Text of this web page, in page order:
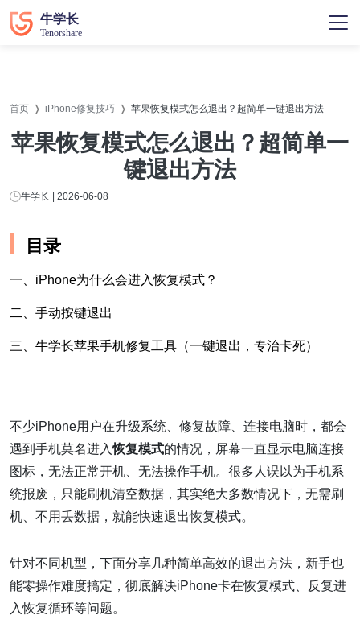
首页 iPhone修复技巧 苹果恢复模式怎么退出？超简单一键退出方法
苹果恢复模式怎么退出？超简单一
键退出方法
牛学长 | 2026-06-08
目录
一、iPhone为什么会进入恢复模式？
二、手动按键退出
三、牛学长苹果手机修复工具（一键退出，专治卡死）
不少iPhone用户在升级系统、修复故障、连接电脑时，都会
遇到手机莫名进入恢复模式的情况，屏幕一直显示电脑连接
图标，无法正常开机、无法操作手机。很多人误以为手机系
统报废，只能刷机清空数据，其实绝大多数情况下，无需刷
机、不用丢数据，就能快速退出恢复模式。
针对不同机型，下面分享几种简单高效的退出方法，新手也
能零操作难度搞定，彻底解决iPhone卡在恢复模式、反复进
入恢复循环等问题。